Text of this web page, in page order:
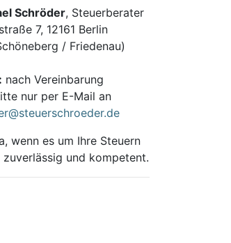
Schröder, Steuerberater
7, 12161 Berlin
/ Friedenau)
nach Vereinbarung
nur per E-Mail an
wenn es um Ihre Steuern
und kompetent.